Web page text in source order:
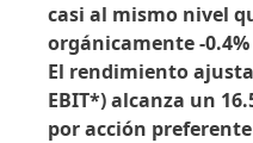
casi al mismo nivel
orgánicamente -0.4%
El rendimiento
EBIT*) alcanza un
por acción preferente